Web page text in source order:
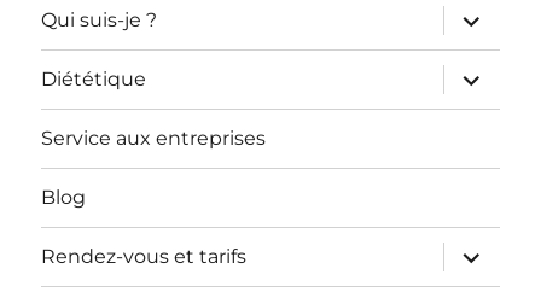
Qui suis-je ?
ouvrir
le
sous-
menu
Diététique
ouvrir
le
sous-
Service aux entreprises
Blog
Rendez-vous et tarifs
ouvrir
le
sous-